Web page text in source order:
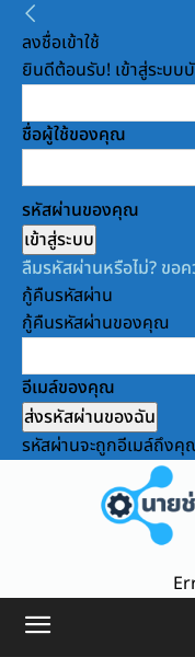
ลงชื่อเข้าใช้
ยินดีต้อนรับ! เข้าสู่ระบ
ชื่อผู้ใช้ของคุณ
รหัสผ่านของคุณ
ลืมรหัสผ่านหรือไม่? ขอ
กู้คืนรหัสผ่าน
กู้คืนรหัสผ่านของคุณ
อีเมล์ของคุณ
รหัสผ่านจะถูกอีเมล์ถึงคุ